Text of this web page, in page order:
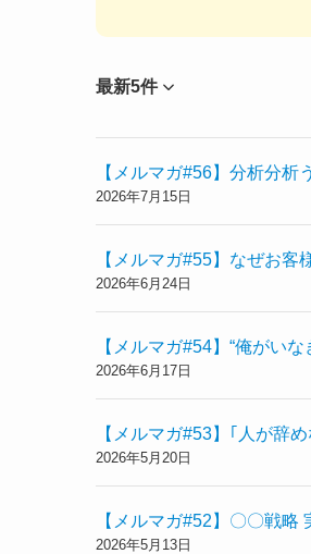
最新5件
【メルマガ#56】分析分析
2026年7月15日
【メルマガ#55】なぜお客
2026年6月24日
【メルマガ#54】“俺がい
2026年6月17日
【メルマガ#53】｢人が辞
2026年5月20日
【メルマガ#52】〇〇戦略
2026年5月13日